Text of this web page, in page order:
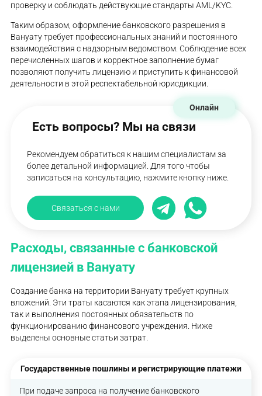
проверку и соблюдать действующие стандарты AML/KYC.
Таким образом, оформление банковского разрешения в
Вануату требует профессиональных знаний и постоянного
взаимодействия с надзорным ведомством. Соблюдение всех
перечисленных шагов и корректное заполнение бумаг
позволяют получить лицензию и приступить к финансовой
деятельности в этой респектабельной юрисдикции.
Есть вопросы? Мы на связи
Рекомендуем обратиться к нашим специалистам за
более детальной информацией. Для того чтобы
записаться на консультацию, нажмите кнопку ниже.
Связаться с нами
Онлайн
Расходы, связанные с банковской
лицензией в Вануату
Создание банка на территории Вануату требует крупных
вложений. Эти траты касаются как этапа лицензирования,
так и выполнения постоянных обязательств по
функционированию финансового учреждения. Ниже
выделены основные статьи затрат.
Государственные пошлины и регистрирующие платежи
При подаче запроса на получение банковского